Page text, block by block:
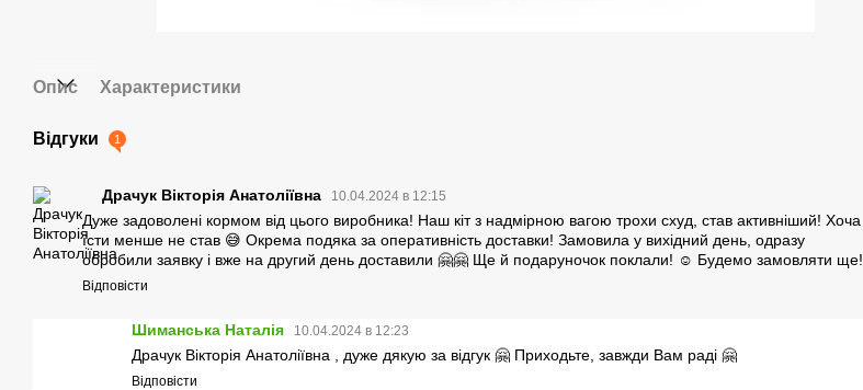
Опис Характеристики
Відгуки 1
Драчук Вікторія Анатоліївна 10.04.2024 в 12:15
Дуже задоволені кормом від цього виробника! Наш кіт з надмірною вагою трохи схуд, став активніший! Хоча
їсти менше не став 😅 Окрема подяка за оперативність доставки! Замовила у вихідний день, одразу
обробили заявку і вже на другий день доставили 🤗🤗 Ще й подаруночок поклали! ☺️ Будемо замовляти ще!
Відповісти
Шиманська Наталія 10.04.2024 в 12:23
Драчук Вікторія Анатоліївна , дуже дякую за відгук 🤗 Приходьте, завжди Вам раді 🤗
Відповісти